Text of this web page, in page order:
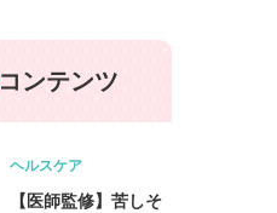
コンテンツ
ヘルスケア
【医師監修】苦しそ